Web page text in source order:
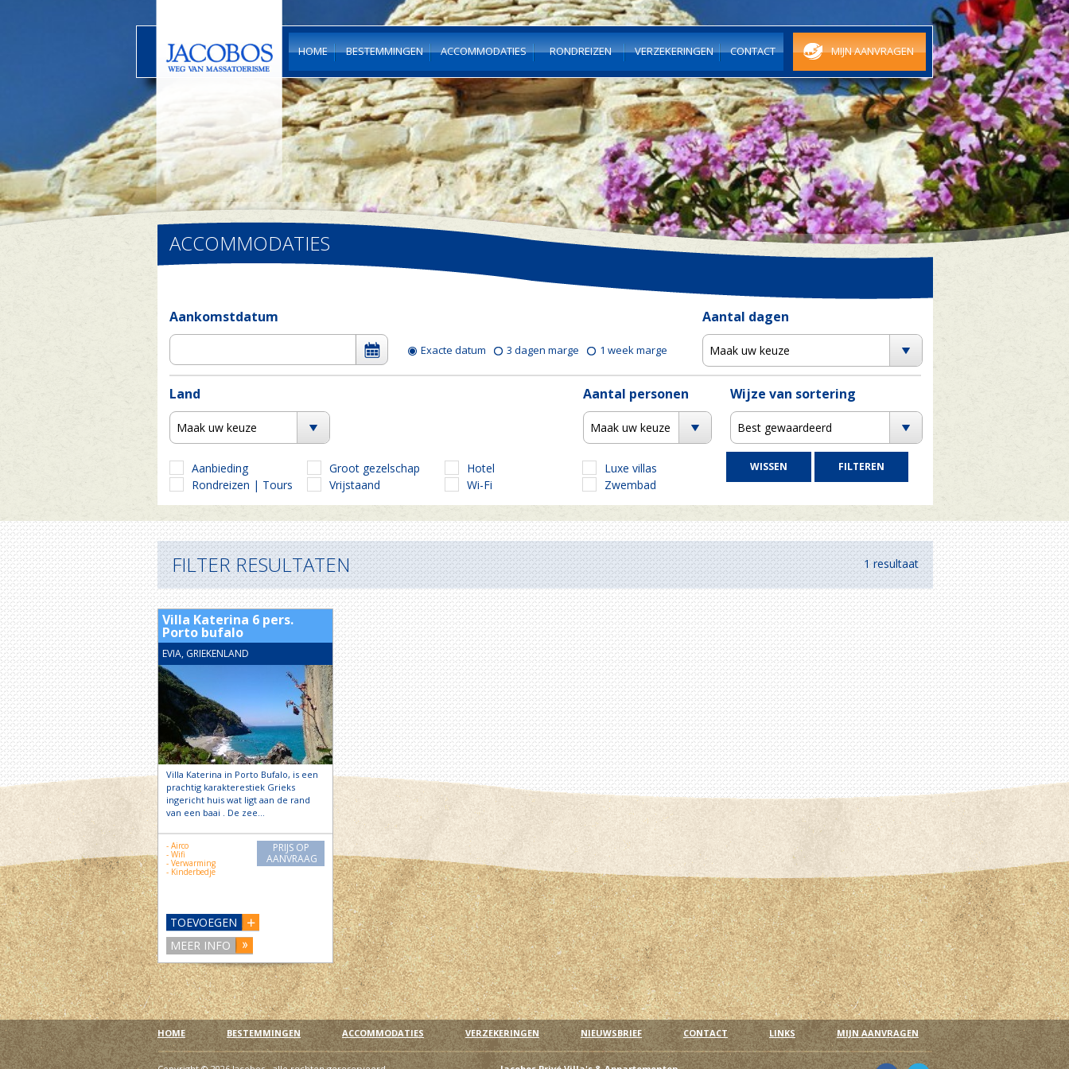
HOME BESTEMMINGEN ACCOMMODATIES RONDREIZEN VERZEKERINGEN CONTACT MIJN AANVRAGEN
ACCOMMODATIES
Aankomstdatum
Exacte datum 3 dagen marge 1 week marge
Aantal dagen
Maak uw keuze
Land
Maak uw keuze
Aantal personen
Maak uw keuze
Wijze van sortering
Best gewaardeerd
Aanbieding Groot gezelschap Hotel
Luxe villas
Rondreizen | Tours
Vrijstaand Wi-Fi Zwembad
FILTER RESULTATEN 1 resultaat
Villa Katerina 6 pers.
Porto bufalo
EVIA, GRIEKENLAND
Villa Katerina in Porto Bufalo, is een
prachtig karakterestiek Grieks
ingericht huis wat ligt aan de rand
van een baai . De zee…
- Airco
- Wifi
- Verwarming
- Kinderbedje
PRIJS OP
AANVRAAG
TOEVOEGEN
MEER INFO
HOME BESTEMMINGEN ACCOMMODATIES VERZEKERINGEN NIEUWSBRIEF CONTACT LINKS MIJN AANVRAGEN